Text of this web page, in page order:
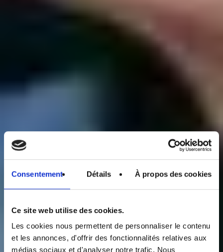
Consentement Détails À propos des cookies
Ce site web utilise des cookies.
Les cookies nous permettent de personnaliser le contenu
et les annonces, d'offrir des fonctionnalités relatives aux
médias sociaux et d'analyser notre trafic. Nous